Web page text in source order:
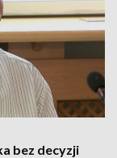
bez decyzji